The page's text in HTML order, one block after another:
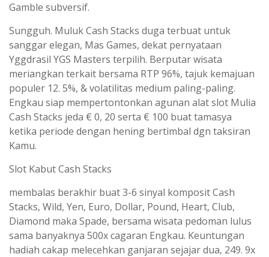
Gamble subversif.
Sungguh. Muluk Cash Stacks duga terbuat untuk
sanggar elegan, Mas Games, dekat pernyataan
Yggdrasil YGS Masters terpilih. Berputar wisata
meriangkan terkait bersama RTP 96%, tajuk kemajuan
populer 12. 5%, & volatilitas medium paling-paling.
Engkau siap mempertontonkan agunan alat slot Mulia
Cash Stacks jeda € 0, 20 serta € 100 buat tamasya
ketika periode dengan hening bertimbal dgn taksiran
Kamu.
Slot Kabut Cash Stacks
membalas berakhir buat 3-6 sinyal komposit Cash
Stacks, Wild, Yen, Euro, Dollar, Pound, Heart, Club,
Diamond maka Spade, bersama wisata pedoman lulus
sama banyaknya 500x cagaran Engkau. Keuntungan
hadiah cakap melecehkan ganjaran sejajar dua, 249. 9x